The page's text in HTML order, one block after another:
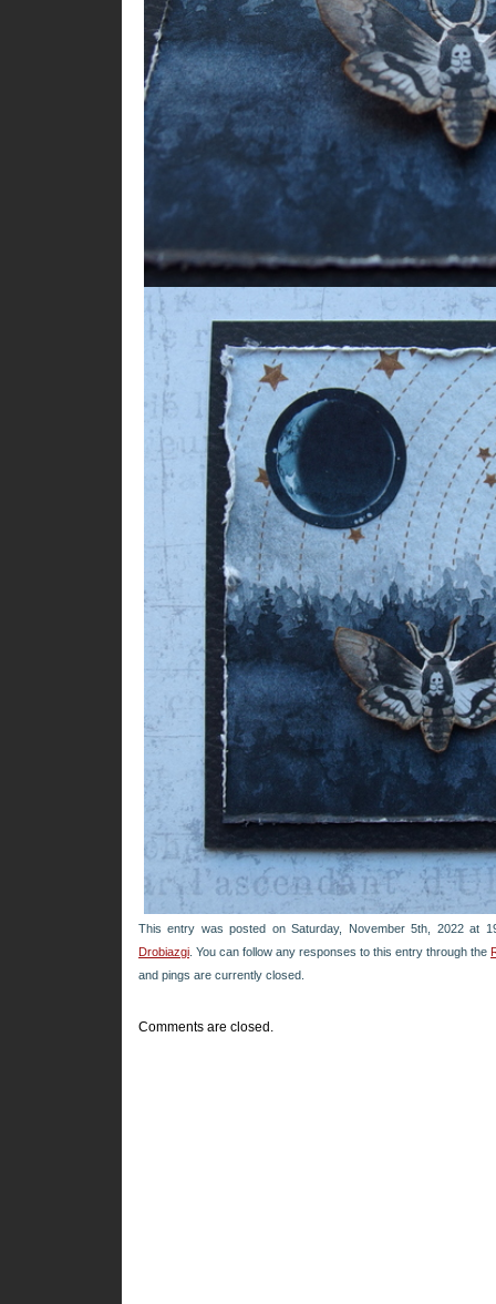
This entry was posted on Saturday, November 5th, 2022 at
Drobiazgi . You can follow any responses to this entry through the
and pings are currently closed.
Comments are closed.